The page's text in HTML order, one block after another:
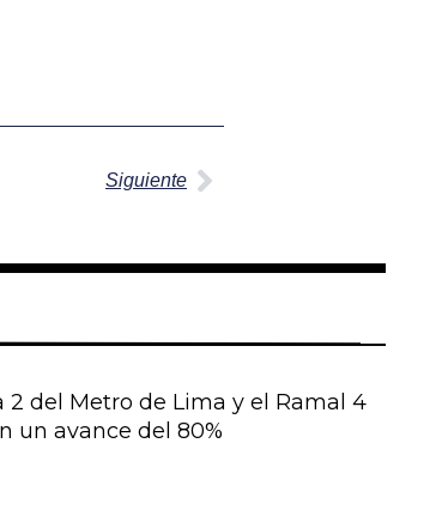
Siguiente
2 del Metro de Lima y el Ramal 4
un avance del 80%